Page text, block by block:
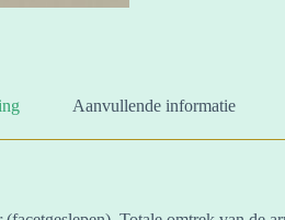
Aanvullende informatie